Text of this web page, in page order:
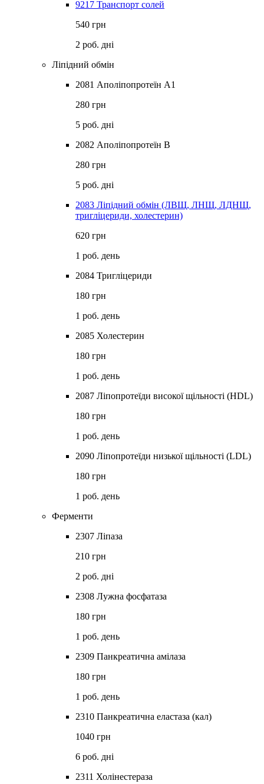
9217 Транспорт солей
540 грн
2 роб. дні
Ліпідний обмін
2081 Аполіпопротеїн А1
280 грн
5 роб. дні
2082 Аполіпопротеїн В
280 грн
5 роб. дні
2083 Ліпідний обмін (ЛВЩ, ЛНЩ, ЛДНЩ,
тригліцериди, холестерин)
620 грн
1 роб. день
2084 Тригліцериди
180 грн
1 роб. день
2085 Холестерин
180 грн
1 роб. день
2087 Ліпопротеїди високої щільності (HDL)
180 грн
1 роб. день
2090 Ліпопротеїди низької щільності (LDL)
180 грн
1 роб. день
Ферменти
2307 Ліпаза
210 грн
2 роб. дні
2308 Лужна фосфатаза
180 грн
1 роб. день
2309 Панкреатична амілаза
180 грн
1 роб. день
2310 Панкреатична еластаза (кал)
1040 грн
6 роб. дні
2311 Холінестераза